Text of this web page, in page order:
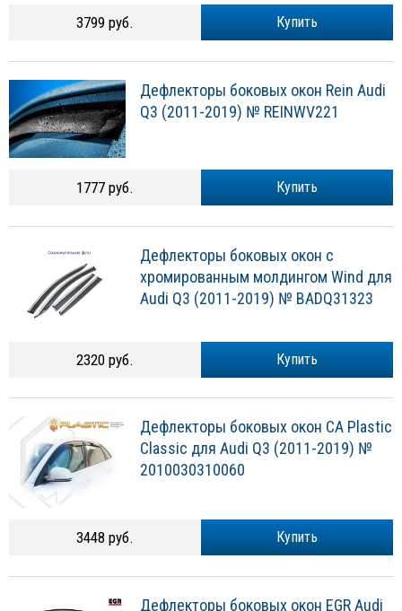
Купить
3799 руб.
Дефлекторы боковых окон Rein Audi
Q3 (2011-2019) № REINWV221
Купить
1777 руб.
Дефлекторы боковых окон с
хромированным молдингом Wind для
Audi Q3 (2011-2019) № BADQ31323
Купить
2320 руб.
Дефлекторы боковых окон CA Plastic
Classic для Audi Q3 (2011-2019) №
2010030310060
Купить
3448 руб.
Дефлекторы боковых окон EGR Audi